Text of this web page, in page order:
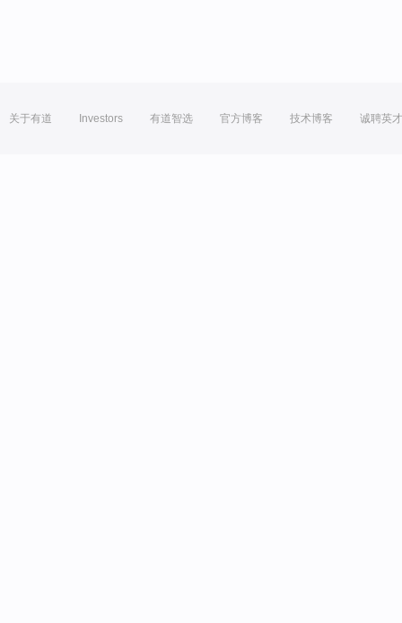
关于有道 Investors 有道智选 官方博客 技术博客 诚聘英才